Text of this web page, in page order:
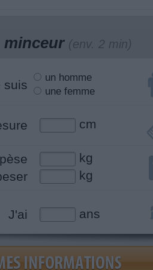
minceur (env. 2 min)
suis
un homme
une femme
cm
kg
kg
J'ai ans